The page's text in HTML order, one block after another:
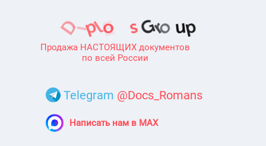
Продажа НАСТОЯЩИХ документов
по всей России
Telegram @Docs_Romans
Написать нам в MAX